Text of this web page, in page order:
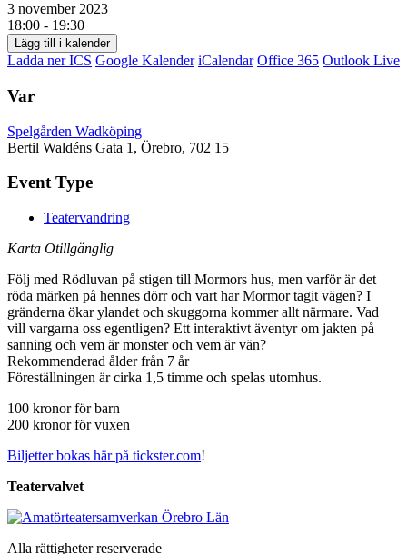
3 november 2023
18:00 - 19:30
Lägg till i kalender
Ladda ner ICS Google Kalender iCalendar Office 365 Outlook Live
Var
Spelgården Wadköping
Bertil Waldéns Gata 1, Örebro, 702 15
Event Type
Teatervandring
Karta Otillgänglig
Följ med Rödluvan på stigen till Mormors hus, men varför är det
röda märken på hennes dörr och vart har Mormor tagit vägen? I
gränderna ökar ylandet och skuggorna kommer allt närmare. Vad
vill vargarna oss egentligen? Ett interaktivt äventyr om jakten på
sanning och vem är monster och vem är vän?
Rekommenderad ålder från 7 år
Föreställningen är cirka 1,5 timme och spelas utomhus.
100 kronor för barn
200 kronor för vuxen
Biljetter bokas här på tickster.com!
Teatervalvet
Alla rättigheter reserverade